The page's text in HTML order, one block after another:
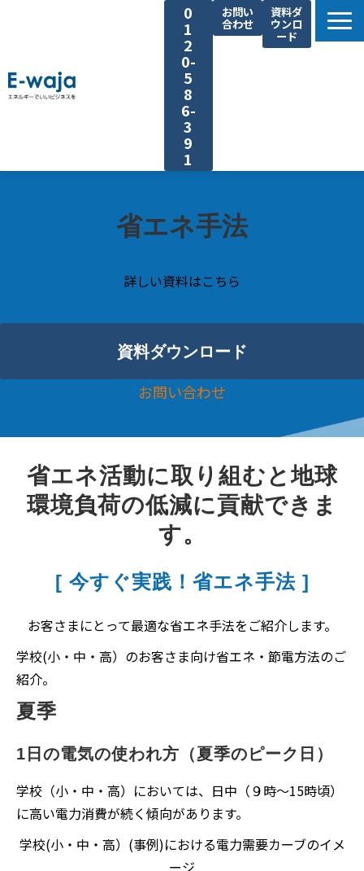
0
1
2
0-
5
8
6-
3
9
1
お問い
合わせ
資料ダ
ウンロ
ード
サービス一覧
業種別ご提案
課題別ご提案
よくあるご質問
省エネ手法
詳しい資料はこちら
資料ダウンロード
お問い合わせ
省エネ活動に取り組むと地球
環境負荷の低減に貢献できま
す。
[ 今すぐ実践！省エネ手法 ]
お客さまにとって最適な省エネ手法をご紹介します。
学校(小・中・高）のお客さま向け省エネ・節電方法のご
紹介。
夏季
1日の電気の使われ方（夏季のピーク日）
学校（⼩・中・⾼）においては、⽇中（９時〜15時頃）
に⾼い電⼒消費が続く傾向があります。
学校(小・中・高）(事例)における電力需要カーブのイメ
ージ